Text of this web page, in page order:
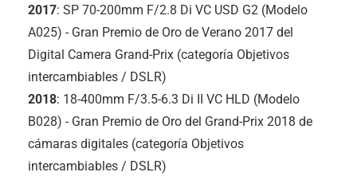
2017: SP 70-200mm F/2.8 Di VC USD G2 (Modelo
A025) - Gran Premio de Oro de Verano 2017 del
Digital Camera Grand-Prix (categoría Objetivos
intercambiables / DSLR)
2018: 18-400mm F/3.5-6.3 Di II VC HLD (Modelo
B028) - Gran Premio de Oro del Grand-Prix 2018 de
cámaras digitales (categoría Objetivos
intercambiables / DSLR)